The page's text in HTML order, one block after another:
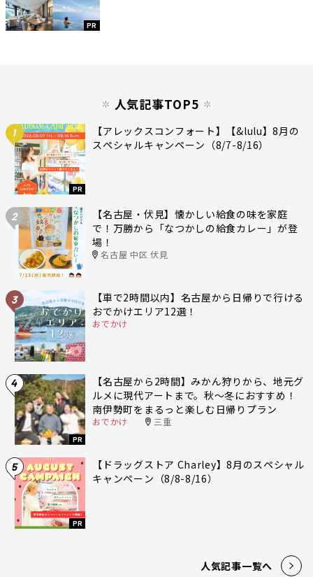
PR
人気記事TOP5
1
PR
【アレックスコンフォート】【&lulu】8月の
スペシャルキャンペーン（8/7-8/16）
2
【名古屋・伏見】懐かしい給食の味を家庭
で！万勝から「なつかしの給食カレー」が登
場！
名古屋 中区 伏見
3
【車で2時間以内】名古屋から日帰りで行ける
おでかけエリア12選！
おでかけ
4
PR
【名古屋から2時間】みかん狩りから、地元グ
ルメに現代アートまで。秋〜冬におすすめ！
南伊勢町をまるっと楽しむ日帰りプラン
おでかけ 三重
5
PR
【ドラッグストア Charley】8月のスペシャル
キャンペーン（8/8-8/16）
人気記事一覧へ